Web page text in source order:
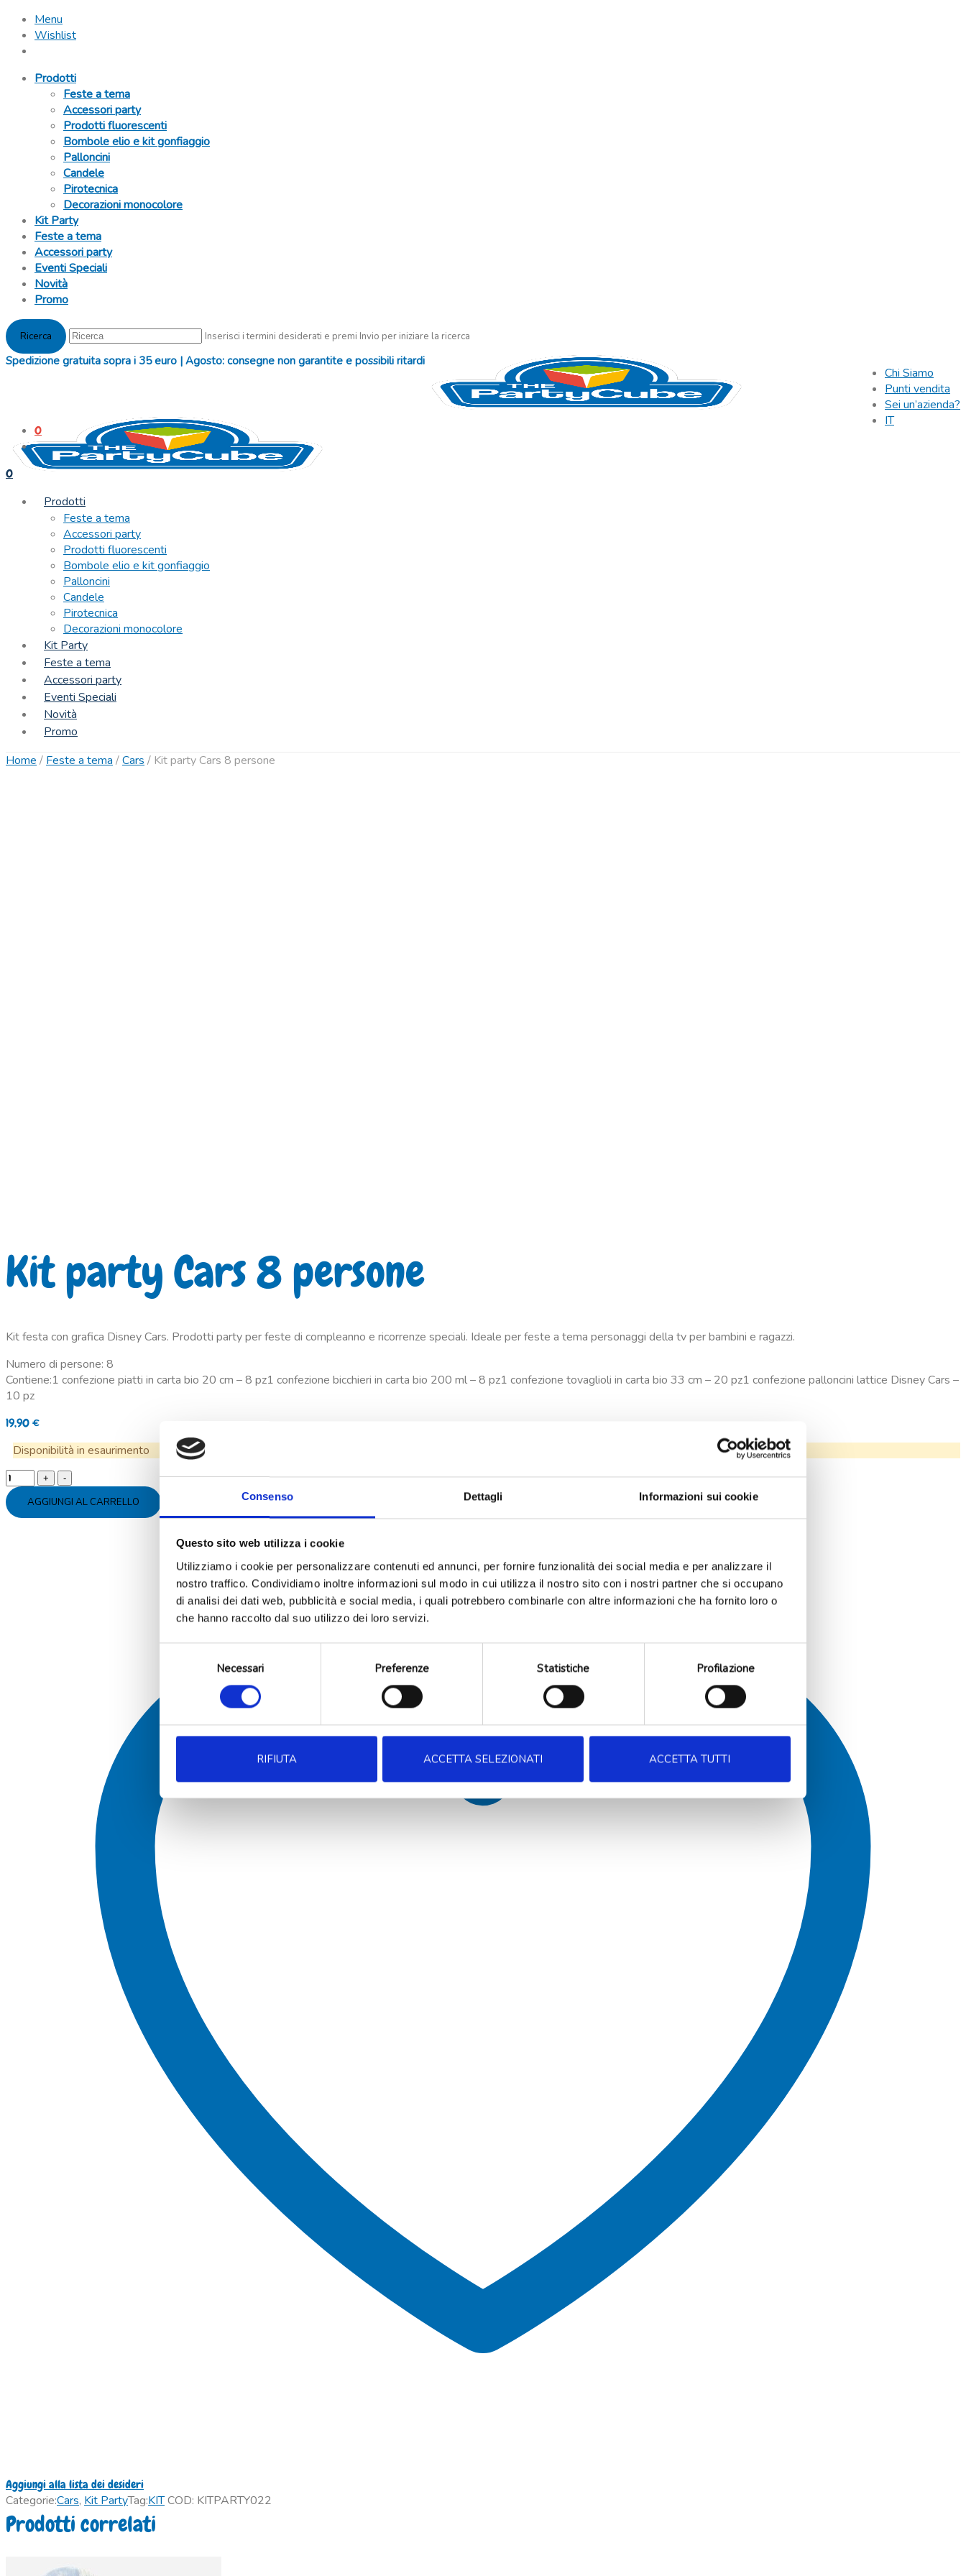
Consenso Dettagli Informazioni sui cookie
Questo sito web utilizza i cookie
Utilizziamo i cookie per personalizzare contenuti ed annunci, per fornire funzionalità dei social media e per analizzare il
nostro traffico. Condividiamo inoltre informazioni sul modo in cui utilizza il nostro sito con i nostri partner che si occupano
di analisi dei dati web, pubblicità e social media, i quali potrebbero combinarle con altre informazioni che ha fornito loro o
che hanno raccolto dal suo utilizzo dei loro servizi.
Necessari Preferenze Statistiche Profilazione
RIFIUTA ACCETTA SELEZIONATI ACCETTA TUTTI
Menu
Wishlist
Prodotti
Feste a tema
Accessori party
Prodotti fluorescenti
Bombole elio e kit gonfiaggio
Palloncini
Candele
Pirotecnica
Decorazioni monocolore
Kit Party
Feste a tema
Accessori party
Eventi Speciali
Novità
Promo
Inserisci i termini desiderati e premi Invio per iniziare la ricerca
Spedizione gratuita sopra i 35 euro | Agosto: consegne non garantite e possibili ritardi
Chi Siamo
Punti vendita
Sei un’azienda?
IT
0
0
Prodotti
Feste a tema
Accessori party
Prodotti fluorescenti
Bombole elio e kit gonfiaggio
Palloncini
Candele
Pirotecnica
Decorazioni monocolore
Kit Party
Feste a tema
Accessori party
Eventi Speciali
Novità
Promo
Home / Feste a tema /Cars / Kit party Cars 8 persone
Kit party Cars 8 persone
Kit festa con grafica Disney Cars. Prodotti party per feste di compleanno e ricorrenze speciali. Ideale per feste a tema personaggi della tv per bambini e ragazzi.
Numero di persone: 8
Contiene:1 confezione piatti in carta bio 20 cm – 8 pz1 confezione bicchieri in carta bio 200 ml – 8 pz1 confezione tovaglioli in carta bio 33 cm – 20 pz1 confezione palloncini lattice Disney Cars –
10 pz
19,90€
Disponibilità in esaurimento
Kit
party
Cars
AGGIUNGI AL CARRELLO
Aggiungi alla lista dei desideri
Categorie:Cars, Kit PartyTag:KITCOD: KITPARTY022
Prodotti correlati